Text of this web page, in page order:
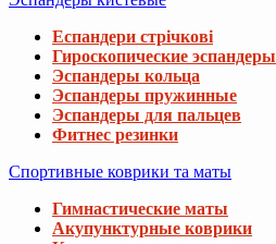
Еспандери стрічкові
Гироскопические эспандеры
Эспандеры кольца
Эспандеры пружинные
Эспандеры для пальцев
Фитнес резинки
Спортивные коврики та маты
Гимнастические маты
Акупунктурные коврики